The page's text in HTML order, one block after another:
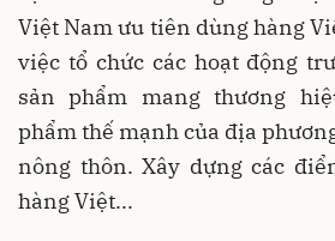
Việt Nam ưu tiên dùng hàng
việc tổ chức các hoạt động
sản phẩm mang thương
phẩm thế mạnh của địa
nông thôn. Xây dựng các
hàng Việt...